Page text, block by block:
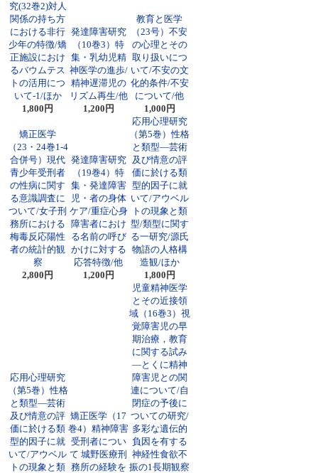
究(32巻2)対人
関係の持ち方
における非行
少年の特徴/矯
正施設におけ
るバウムテス
トの活用につ
いて-1/ほか
1,800円
発達障害研究
（10巻3）特
集・乳幼児精
神医学の進歩/
精神遅滞児の
リズム再生/他
1,200円
教育と医学
（23号）不安
の心理とその
取り扱いにつ
いて/不安の文
化的条件/不安
について/他
1,000円
矯正医学
（23・24巻1-4
合併号）現代
青少年受刑者
の性病に関す
る意識調査に
ついて/女子刑
務所における
梅毒反応陽性
者の統計的観
察
2,800円
発達障害研究
（19巻4）特
集・発達障害
児・者の身体
ケア/重症心身
障害者におけ
る名前の呼び
かけに対する
応答特徴/他
1,200円
応用心理研究
（第5巻）性格
と類型―芸術
及び情意の評
価に於ける類
型的因子に就
いて/アウベル
トの現象と類
型/類型に関す
る一研究/源氏
物語の人格構
造観/ほか
1,800円
応用心理研究
（第5巻）性格
と類型―芸術
及び情意の評
価に於ける類
型的因子に就
いて/アウベル
トの現象と類
矯正医学（17
巻4）精神障害
受刑者につい
て 城野医療刑
務所の経験を
児童精神医学
とその近接領
域（16巻3）視
覚障害児の早
期治療，教育
に関する試み
―とくに精神
障害児との関
連について/自
閉症の予後に
ついての研究/
多彩な遺伝的
負因を有する
神経性食欲不
振の1長期観察